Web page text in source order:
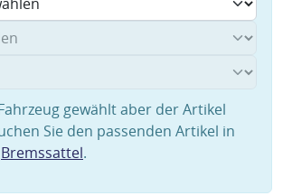
gewählt aber der Artikel
Sie den passenden Artikel in
Bremssattel.